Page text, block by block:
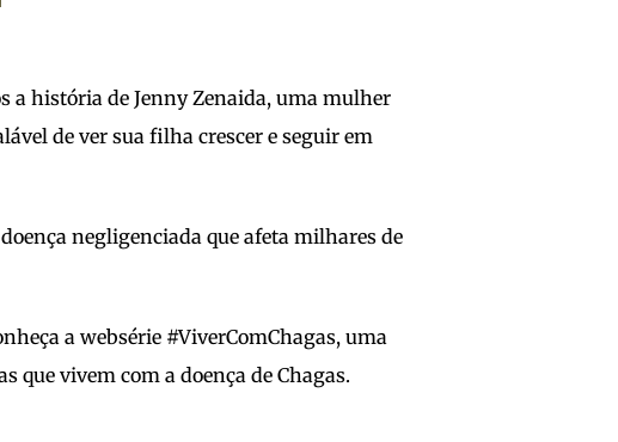
a história de Jenny Zenaida, uma mulher
de ver sua filha crescer e seguir em
negligenciada que afeta milhares de
a websérie #ViverComChagas, uma
que vivem com a doença de Chagas.